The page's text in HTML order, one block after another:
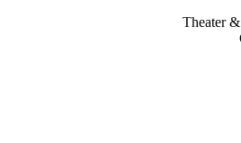
Theater